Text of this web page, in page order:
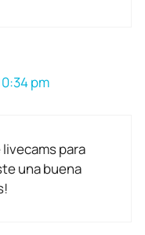
pm
para
una buena